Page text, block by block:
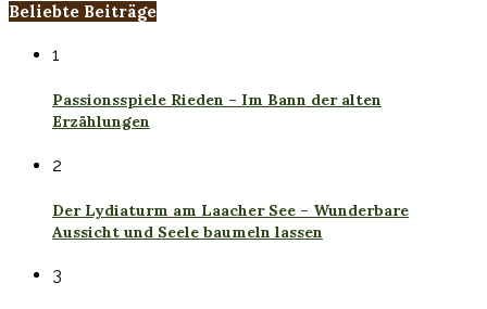
Beliebte Beiträge
1
Passionsspiele Rieden – Im Bann der alten
Erzählungen
2
Der Lydiaturm am Laacher See – Wunderbare
Aussicht und Seele baumeln lassen
3